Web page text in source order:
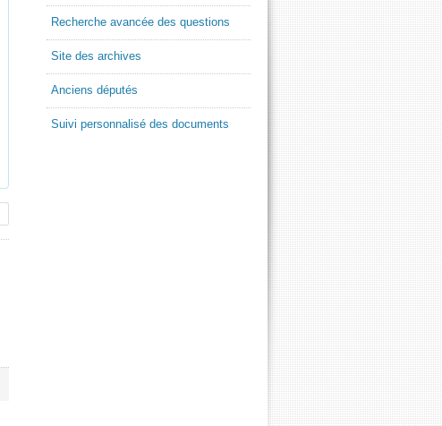
Recherche avancée des questions
Site des archives
Anciens députés
Suivi personnalisé des documents